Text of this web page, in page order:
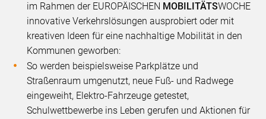
im Rahmen der EUROPÄISCHEN MOBILITÄTSWOCHE
innovative Verkehrslösungen ausprobiert oder mit
kreativen Ideen für eine nachhaltige Mobilität in den
Kommunen geworben:
So werden beispielsweise Parkplätze und
Straßenraum umgenutzt, neue Fuß- und Radwege
eingeweiht, Elektro-Fahrzeuge getestet,
Schulwettbewerbe ins Leben gerufen und Aktionen für